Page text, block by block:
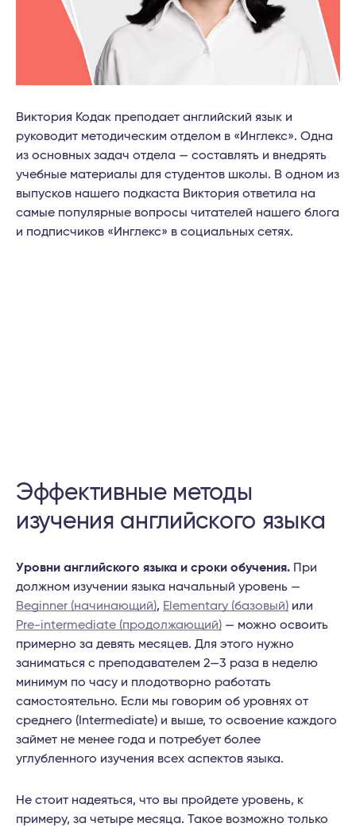
Виктория Кодак преподает английский язык и
руководит методическим отделом в «Инглекс». Одна
из основных задач отдела — составлять и внедрять
учебные материалы для студентов школы. В одном из
выпусков нашего подкаста Виктория ответила на
самые популярные вопросы читателей нашего блога
и подписчиков «Инглекс» в социальных сетях.
Эффективные методы
изучения английского языка
Уровни английского языка и сроки обучения. При
должном изучении языка начальный уровень —
Beginner (начинающий), Elementary (базовый) или
Pre-intermediate (продолжающий) — можно освоить
примерно за девять месяцев. Для этого нужно
заниматься с преподавателем 2—3 раза в неделю
минимум по часу и плодотворно работать
самостоятельно. Если мы говорим об уровнях от
среднего (Intermediate) и выше, то освоение каждого
займет не менее года и потребует более
углубленного изучения всех аспектов языка.
Не стоит надеяться, что вы пройдете уровень, к
примеру, за четыре месяца. Такое возможно только